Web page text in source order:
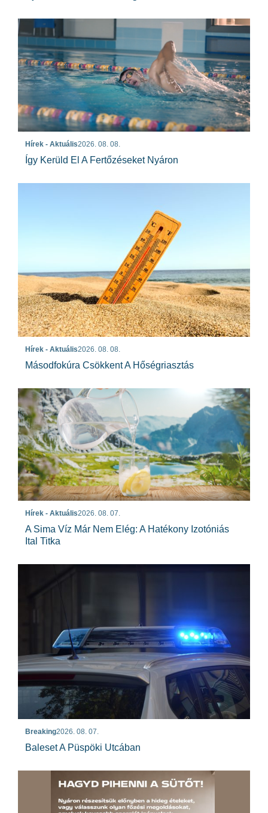
Hírek - Aktuális2026. 08. 08.
Így Kerüld El A Fertőzéseket Nyáron
Hírek - Aktuális2026. 08. 08.
Másodfokúra Csökkent A Hőségriasztás
Hírek - Aktuális2026. 08. 07.
A Sima Víz Már Nem Elég: A Hatékony Izotóniás
Ital Titka
Breaking2026. 08. 07.
Baleset A Püspöki Utcában